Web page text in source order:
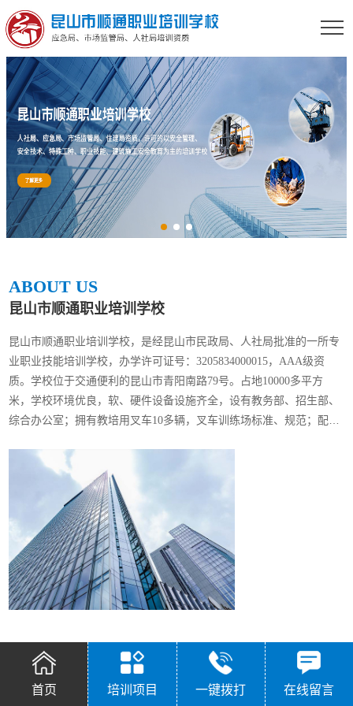
ABOUT US
昆山市顺通职业培训学校
昆山市顺通职业培训学校，是经昆山市民政局、人社局批准的一所专
业职业技能培训学校，办学许可证号：3205834000015，AAA级资
质。学校位于交通便利的昆山市青阳南路79号。占地10000多平方
米，学校环境优良，软、硬件设备设施齐全，设有教务部、招生部、
综合办公室；拥有教培用叉车10多辆，叉车训练场标准、规范；配有
切割实训、实验车间；模拟锅炉、压力容器实训室，以及高处作业实
训室，和安全体验教育馆等，配备可80人同时上机的计算机室，可以
同时授课的多媒体教室、普通教室五间。学校师资力量雄厚，具有一
整套教育管理模式，长期的叉车驾驶培训基础上，著有《叉车技术与
应用》教材书，并再版《叉车技术实训教程》，广泛应用各大、中专
职业院校和相关培训单位。
培训项目
一如既往保持规范、严格、认真的教育培训模式
首页 培训项目 一键拨打 在线留言